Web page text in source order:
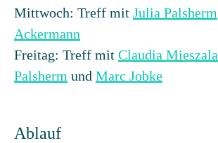
Mittwoch: Treff mit Julia Palsherm
Ackermann
Freitag: Treff mit Claudia Mieszala
Palsherm und Marc Jobke
Ablauf